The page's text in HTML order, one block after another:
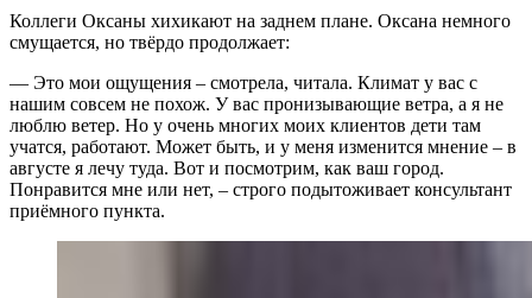
Коллеги Оксаны хихикают на заднем плане. Оксана немного
смущается, но твёрдо продолжает:
— Это мои ощущения – смотрела, читала. Климат у вас с
нашим совсем не похож. У вас пронизывающие ветра, а я не
люблю ветер. Но у очень многих моих клиентов дети там
учатся, работают. Может быть, и у меня изменится мнение – в
августе я лечу туда. Вот и посмотрим, как ваш город.
Понравится мне или нет, – строго подытоживает консультант
приёмного пункта.